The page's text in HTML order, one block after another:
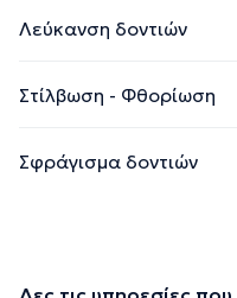
Λεύκανση δοντιών
Στίλβωση - Φθορίωση
Σφράγισμα δοντιών